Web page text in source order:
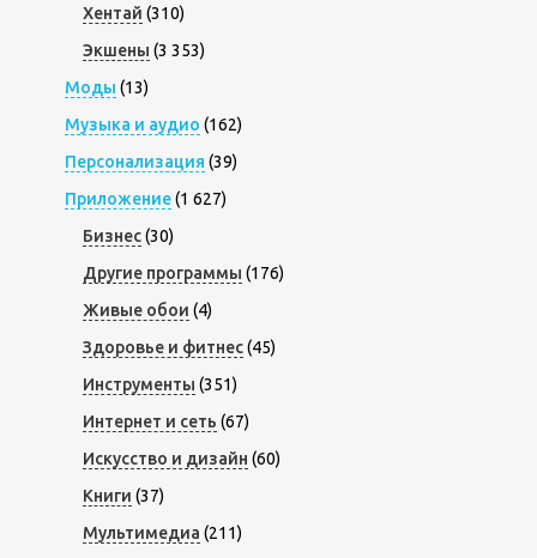
Хентай (310)
Экшены (3 353)
Моды (13)
Музыка и аудио (162)
Персонализация (39)
Приложение(1 627)
Бизнес(30)
Другие программы (176)
Живые обои (4)
Здоровье и фитнес(45)
Инструменты (351)
Интернет и сеть (67)
Искусство и дизайн (60)
Книги (37)
Мультимедиа (211)